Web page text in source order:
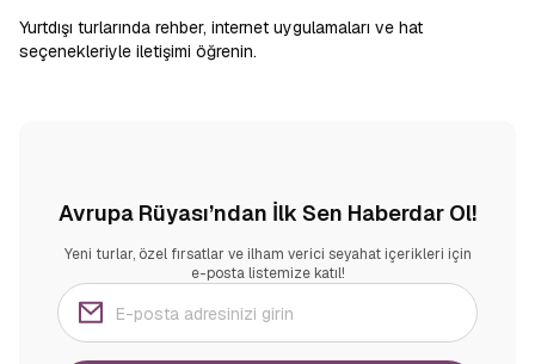
Yurtdışı turlarında rehber, internet uygulamaları ve hat
seçenekleriyle iletişimi öğrenin.
Avrupa Rüyası’ndan İlk Sen Haberdar Ol!
Yeni turlar, özel fırsatlar ve ilham verici seyahat içerikleri için
e-posta listemize katıl!